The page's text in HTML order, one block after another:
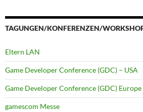
TAGUNGEN/KONFERENZEN/
Eltern LAN
Game Developer Conference (GDC) – USA
Game Developer Conference (GDC) Europe
gamescom Messe